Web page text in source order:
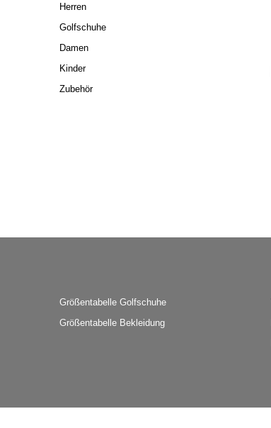
Herren
Golfschuhe
Damen
Kinder
Zubehör
Größentabelle Golfschuhe
Größentabelle Bekleidung